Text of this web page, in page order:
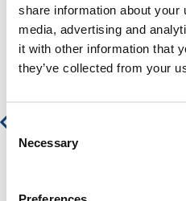
share information about
media, advertising and
it with other information that
they’ve collected from your
Consent
Selection
Necessary
Preferences